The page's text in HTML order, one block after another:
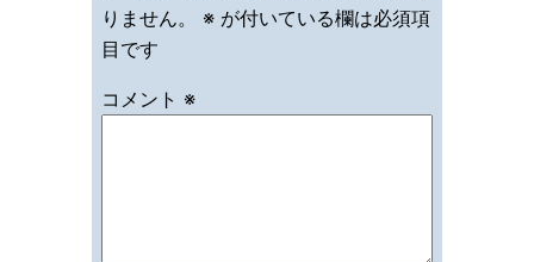
りません。
※が付いている欄は必須項
目です
コメント ※